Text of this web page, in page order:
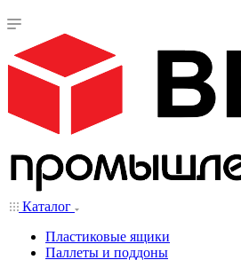
Каталог
Пластиковые ящики
Паллеты и поддоны